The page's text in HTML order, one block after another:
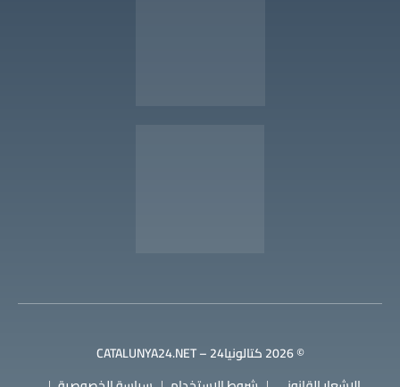
© 2026 كتالونيا24 – CATALUNYA24.NET